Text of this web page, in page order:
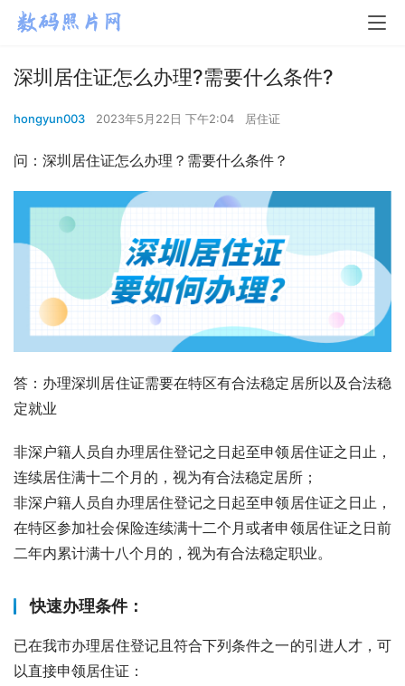
深圳居住证怎么办理?需要什么条件?
hongyun003 2023年5月22日 下午2:04 居住证
问：深圳居住证怎么办理？需要什么条件？
答：办理深圳居住证需要在特区有合法稳定居所以及合法稳
定就业
非深户籍人员自办理居住登记之日起至申领居住证之日止，
连续居住满十二个月的，视为有合法稳定居所；
非深户籍人员自办理居住登记之日起至申领居住证之日止，
在特区参加社会保险连续满十二个月或者申领居住证之日前
二年内累计满十八个月的，视为有合法稳定职业。
快速办理条件：
已在我市办理居住登记且符合下列条件之一的引进人才，可
以直接申领居住证：